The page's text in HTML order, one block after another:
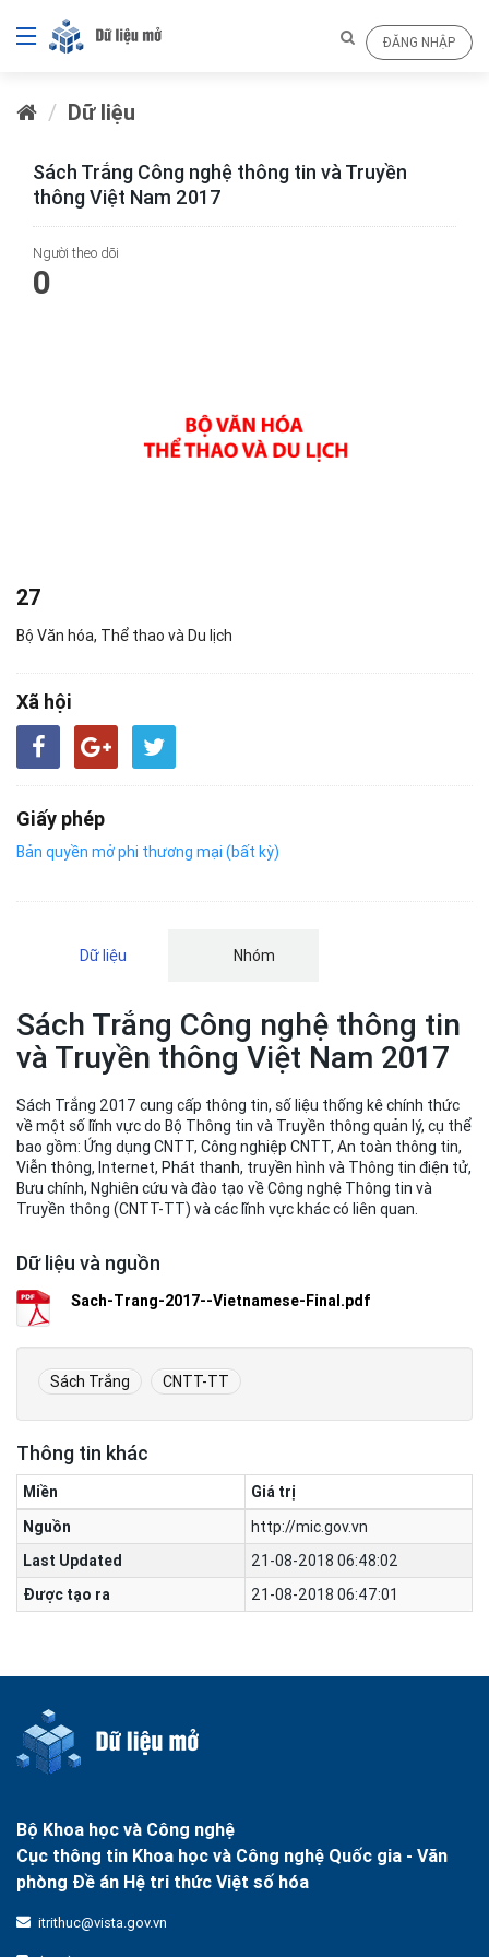
ĐĂNG NHẬP
Dữ liệu
Sách Trắng Công nghệ thông tin và Truyền
thông Việt Nam 2017
Người theo dõi
0
27
Bộ Văn hóa, Thể thao và Du lịch
Xã hội
Giấy phép
Bản quyền mở phi thương mại (bất kỳ)
Dữ liệu Nhóm
Sách Trắng Công nghệ thông tin
và Truyền thông Việt Nam 2017
Sách Trắng 2017 cung cấp thông tin, số liệu thống kê chính thức
về một số lĩnh vực do Bộ Thông tin và Truyền thông quản lý, cụ thể
bao gồm: Ứng dụng CNTT, Công nghiệp CNTT, An toàn thông tin,
Viễn thông, Internet, Phát thanh, truyền hình và Thông tin điện tử,
Bưu chính, Nghiên cứu và đào tạo về Công nghệ Thông tin và
Truyền thông (CNTT-TT) và các lĩnh vực khác có liên quan.
Dữ liệu và nguồn
Sach-Trang-2017--Vietnamese-Final.pdf
Sách Trắng CNTT-TT
Thông tin khác
Miền
Giá trị
Nguồn
http://mic.gov.vn
Last Updated
21-08-2018 06:48:02
Được tạo ra
21-08-2018 06:47:01
Bộ Khoa học và Công nghệ
Cục thông tin Khoa học và Công nghệ Quốc gia - Văn
phòng Đề án Hệ tri thức Việt số hóa
itrithuc@vista.gov.vn